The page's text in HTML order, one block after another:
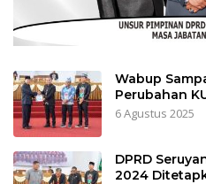
Wabup
Perubahan
6 Agustus 2025
DPRD
2024